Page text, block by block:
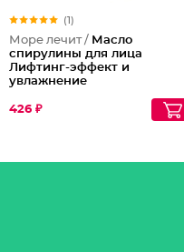
(1)
Море лечит / Масло
спирулины для лица
Лифтинг-эффект и
увлажнение
426 ₽